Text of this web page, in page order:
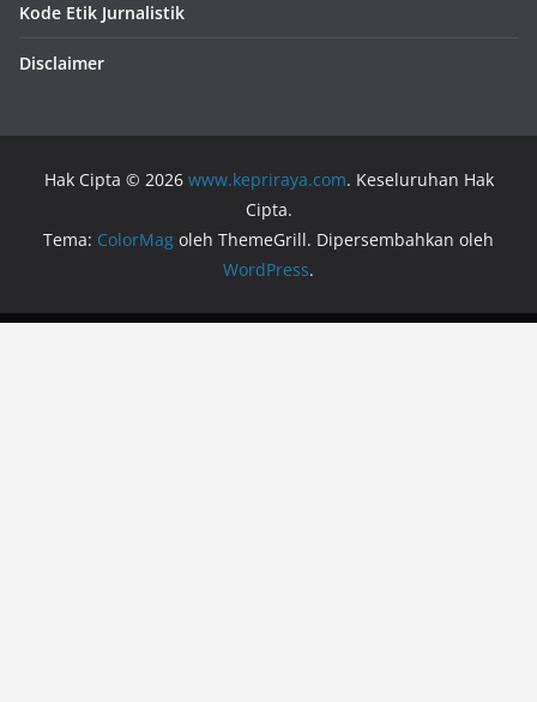
Kode Etik Jurnalistik
Disclaimer
Hak Cipta © 2026 www.kepriraya.com. Keseluruhan Hak
Cipta.
Tema: ColorMag oleh ThemeGrill. Dipersembahkan oleh
WordPress.